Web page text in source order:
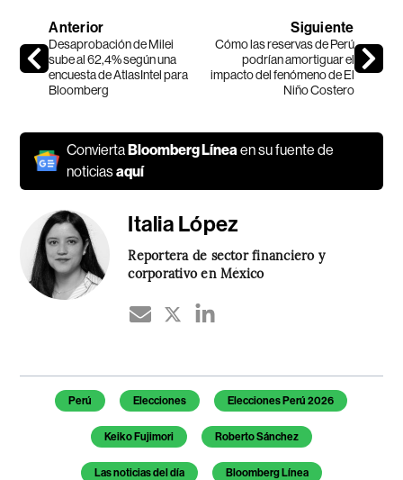
Anterior
Desaprobación de Milei
sube al 62,4% según una
encuesta de AtlasIntel para
Bloomberg
Siguiente
Cómo las reservas de Perú
podrían amortiguar el
impacto del fenómeno de El
Niño Costero
ConviertaBloomberg Línea en su fuente de
noticiasaquí
Italia López
Reportera de sector financiero y
corporativo en México
Temas de este artículo
Perú Elecciones Elecciones Perú 2026
Keiko Fujimori Roberto Sánchez
Las noticias del día Bloomberg Línea